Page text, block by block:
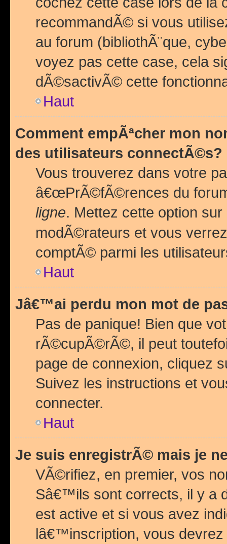
recommandÃ© si vous
au forum (bibliothÃ¨que,
voyez pas cette case, cela
dÃ©sactivÃ© cette
Haut
Comment empÃªcher mon
des utilisateurs connectÃ©s?
Vous trouverez dans votre
â€œPrÃ©fÃ©rences du
ligne. Mettez cette option sur
modÃ©rateurs et vous
comptÃ© parmi les
Haut
Jâ€™ai perdu mon mot de
Pas de panique! Bien que
rÃ©cupÃ©rÃ©, il peut
page de connexion, cliquez
Suivez les instructions et
connecter.
Haut
Je suis enregistrÃ© mais je
VÃ©rifiez, en premier, vos
Sâ€™ils sont corrects, il y a
est active et si vous avez
lâ€™inscription, vous